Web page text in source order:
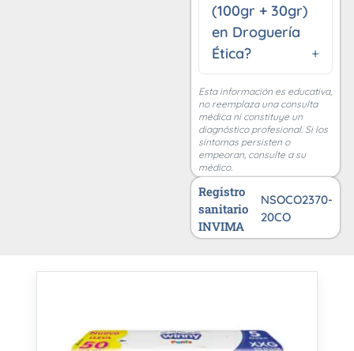
(100gr + 30gr)
en Droguería
Ética?
Esta información es educativa,
no reemplaza una consulta
médica ni constituye un
diagnóstico profesional. Si los
síntomas persisten o
empeoran, consulte a su
médico.
Registro
sanitario
INVIMA
NSOCO2370-
20CO